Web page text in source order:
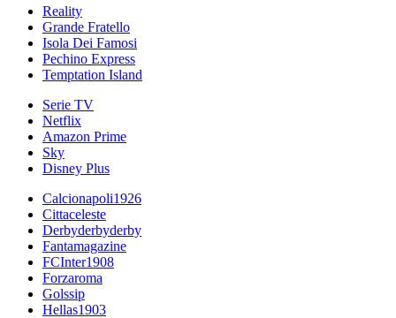
Reality
Grande Fratello
Isola Dei Famosi
Pechino Express
Temptation Island
Serie TV
Netflix
Amazon Prime
Sky
Disney Plus
Calcionapoli1926
Cittaceleste
Derbyderbyderby
Fantamagazine
FCInter1908
Forzaroma
Golssip
Hellas1903